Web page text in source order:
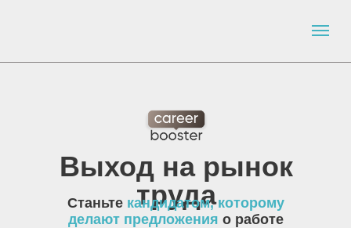
Выход на рынок
труда
Станьте кандидатом, которому
делают предложения о работе